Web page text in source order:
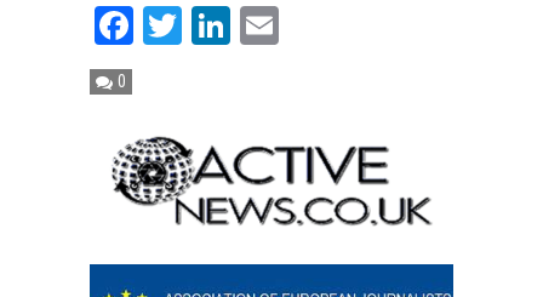
Facebook
TwitterLinkedIn
0